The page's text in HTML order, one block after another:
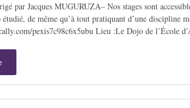
par Jacques MUGURUZA– Nos stages sont
de même qu’à tout pratiquant d’une discipline
pexis7c98c6x5ubu Lieu :Le Dojo de l’École